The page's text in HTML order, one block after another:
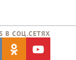
В CОЦ.СЕТЯХ